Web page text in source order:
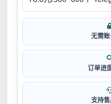
无需
订单进
支持